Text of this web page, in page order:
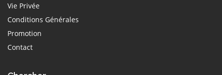
Vie Privée
Conditions Générales
Promotion
Contact